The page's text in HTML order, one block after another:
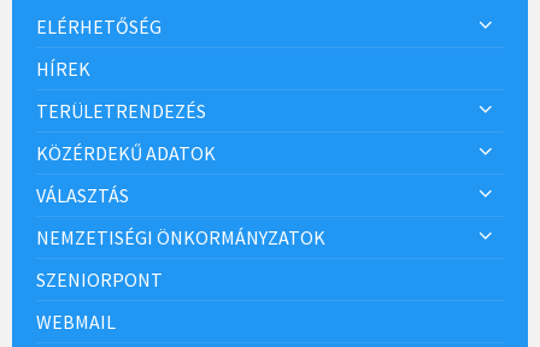
ELÉRHETŐSÉG
HÍREK
TERÜLETRENDEZÉS
KÖZÉRDEKŰ ADATOK
VÁLASZTÁS
NEMZETISÉGI ÖNKORMÁNYZATOK
SZENIORPONT
WEBMAIL